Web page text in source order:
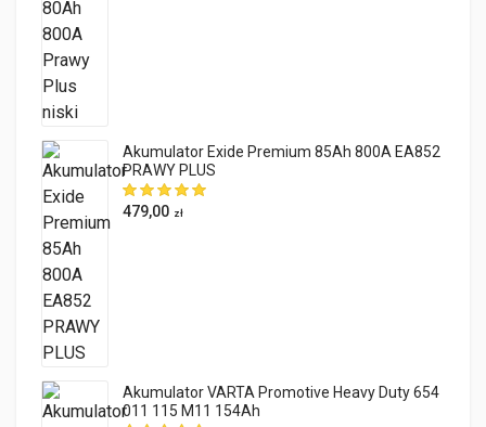
Akumulator Exide Premium 85Ah 800A EA852
PRAWY PLUS
479,00 zł
Akumulator VARTA Promotive Heavy Duty 654
011 115 M11 154Ah